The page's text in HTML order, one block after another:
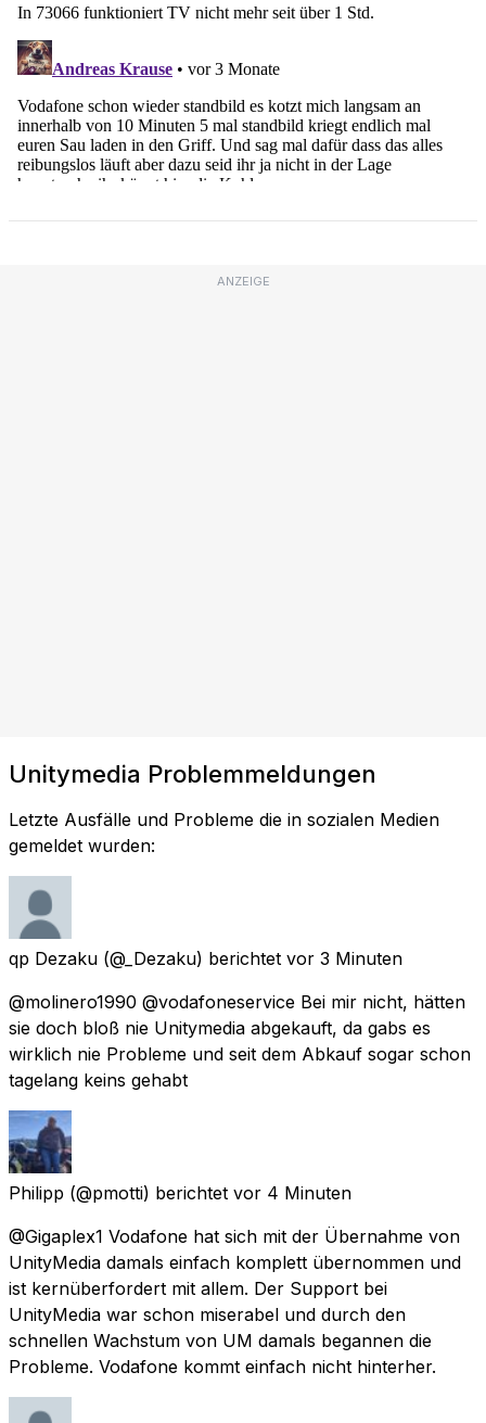
ANZEIGE
Unitymedia Problemmeldungen
Letzte Ausfälle und Probleme die in sozialen Medien
gemeldet wurden:
qp Dezaku (@_Dezaku) berichtet vor 3 Minuten
@molinero1990 @vodafoneservice Bei mir nicht, hätten
sie doch bloß nie Unitymedia abgekauft, da gabs es
wirklich nie Probleme und seit dem Abkauf sogar schon
tagelang keins gehabt
Philipp (@pmotti) berichtet vor 4 Minuten
@Gigaplex1 Vodafone hat sich mit der Übernahme von
UnityMedia damals einfach komplett übernommen und
ist kernüberfordert mit allem. Der Support bei
UnityMedia war schon miserabel und durch den
schnellen Wachstum von UM damals begannen die
Probleme. Vodafone kommt einfach nicht hinterher.